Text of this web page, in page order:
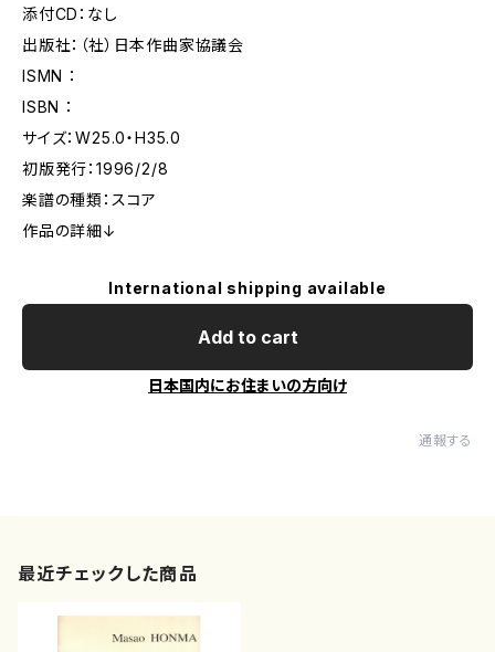
添付CD：なし
出版社：（社）日本作曲家協議会
ISMN ：
ISBN ：
サイズ：W25.0・H35.0
初版発行：1996/2/8
楽譜の種類：スコア
作品の詳細↓
International shipping available
Add to cart
日本国内にお住まいの方向け
通報する
最近チェックした商品